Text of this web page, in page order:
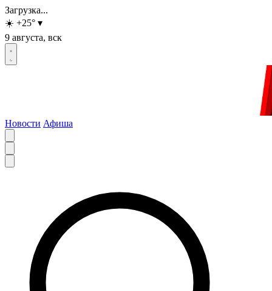
Загрузка...
☀️ +25° ▾
9 августа, вск
Новости Афиша